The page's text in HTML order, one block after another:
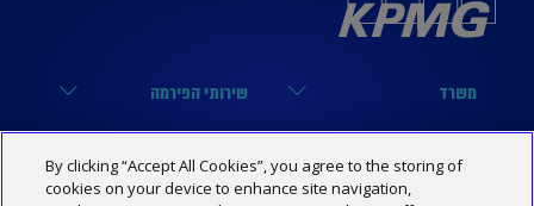
משרד
הארבעה 17, תל אביב
03-6848000
שירותי הפירמה
מערך הביקורת
מערך המיסים
נבחרת טכנולוגיה
הסיפור שלנו
By clicking “Accept All Cookies”, you agree to the storing of
cookies on your device to enhance site navigation,